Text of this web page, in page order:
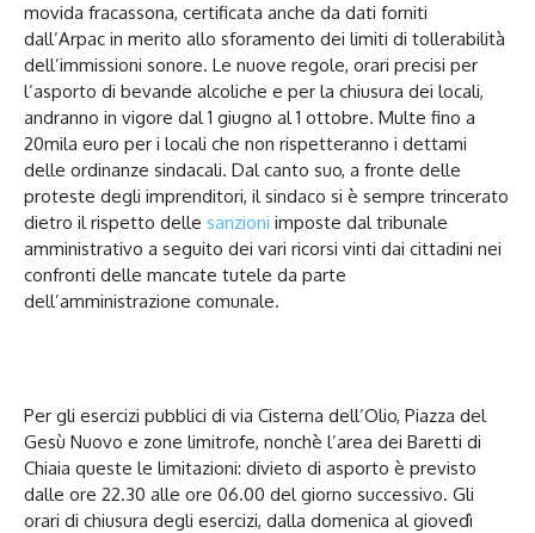
movida fracassona, certificata anche da dati forniti
dall’Arpac in merito allo sforamento dei limiti di tollerabilità
dell’immissioni sonore. Le nuove regole, orari precisi per
l’asporto di bevande alcoliche e per la chiusura dei locali,
andranno in vigore dal 1 giugno al 1 ottobre. Multe fino a
20mila euro per i locali che non rispetteranno i dettami
delle ordinanze sindacali. Dal canto suo, a fronte delle
proteste degli imprenditori, il sindaco si è sempre trincerato
dietro il rispetto delle sanzioni imposte dal tribunale
amministrativo a seguito dei vari ricorsi vinti dai cittadini nei
confronti delle mancate tutele da parte
dell’amministrazione comunale.
Per gli esercizi pubblici di via Cisterna dell’Olio, Piazza del
Gesù Nuovo e zone limitrofe, nonchè l’area dei Baretti di
Chiaia queste le limitazioni: divieto di asporto è previsto
dalle ore 22.30 alle ore 06.00 del giorno successivo. Gli
orari di chiusura degli esercizi, dalla domenica al giovedì